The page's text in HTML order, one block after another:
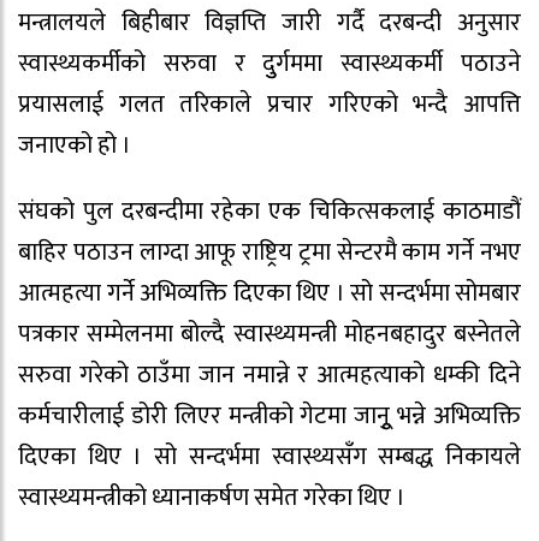
मन्त्रालयले बिहीबार विज्ञप्ति जारी गर्दै दरबन्दी अनुसार
स्वास्थ्यकर्मीको सरुवा र दुुर्गममा स्वास्थ्यकर्मी पठाउने
प्रयासलाई गलत तरिकाले प्रचार गरिएको भन्दै आपत्ति
जनाएको हो ।
संघको पुल दरबन्दीमा रहेका एक चिकित्सकलाई काठमाडौं
बाहिर पठाउन लाग्दा आफू राष्ट्रिय ट्रमा सेन्टरमै काम गर्ने नभए
आत्महत्या गर्ने अभिव्यक्ति दिएका थिए । सो सन्दर्भमा सोमबार
पत्रकार सम्मेलनमा बोल्दै स्वास्थ्यमन्त्री मोहनबहादुर बस्नेतले
सरुवा गरेको ठाउँमा जान नमान्ने र आत्महत्याको धम्की दिने
कर्मचारीलाई डोरी लिएर मन्त्रीको गेटमा जानुू भन्ने अभिव्यक्ति
दिएका थिए । सो सन्दर्भमा स्वास्थ्यसँग सम्बद्ध निकायले
स्वास्थ्यमन्त्रीको ध्यानाकर्षण समेत गरेका थिए ।